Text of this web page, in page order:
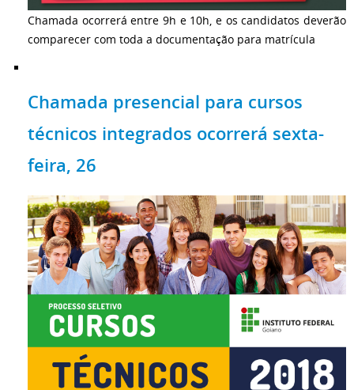
Chamada ocorrerá entre 9h e 10h, e os candidatos deverão
comparecer com toda a documentação para matrícula
Chamada presencial para cursos
técnicos integrados ocorrerá sexta-
feira, 26